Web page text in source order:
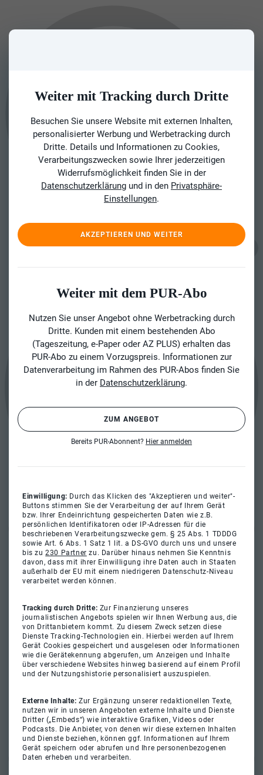
Weiter mit Tracking durch Dritte
Besuchen Sie unsere Website mit externen Inhalten,
personalisierter Werbung und Werbetracking durch
Dritte. Details und Informationen zu Cookies,
Verarbeitungszwecken sowie Ihrer jederzeitigen
Widerrufsmöglichkeit finden Sie in der
Datenschutzerklärung und in den Privatsphäre-
Einstellungen.
AKZEPTIEREN UND WEITER
Weiter mit dem PUR-Abo
Nutzen Sie unser Angebot ohne Werbetracking durch
Dritte. Kunden mit einem bestehenden Abo
(Tageszeitung, e-Paper oder AZ PLUS) erhalten das
PUR-Abo zu einem Vorzugspreis. Informationen zur
Datenverarbeitung im Rahmen des PUR-Abos finden Sie
in der Datenschutzerklärung.
ZUM ANGEBOT
Bereits PUR-Abonnent? Hier anmelden
Einwilligung: Durch das Klicken des "Akzeptieren und weiter"-
Buttons stimmen Sie der Verarbeitung der auf Ihrem Gerät
bzw. Ihrer Endeinrichtung gespeicherten Daten wie z.B.
persönlichen Identifikatoren oder IP-Adressen für die
beschriebenen Verarbeitungszwecke gem. § 25 Abs. 1 TDDDG
sowie Art. 6 Abs. 1 Satz 1 lit. a DS-GVO durch uns und unsere
bis zu230 Partner zu. Darüber hinaus nehmen Sie Kenntnis
davon, dass mit ihrer Einwilligung ihre Daten auch in Staaten
außerhalb der EU mit einem niedrigeren Datenschutz-Niveau
verarbeitet werden können.
Tracking durch Dritte: Zur Finanzierung unseres
journalistischen Angebots spielen wir Ihnen Werbung aus, die
von Drittanbietern kommt. Zu diesem Zweck setzen diese
Dienste Tracking-Technologien ein. Hierbei werden auf Ihrem
Gerät Cookies gespeichert und ausgelesen oder Informationen
wie die Gerätekennung abgerufen, um Anzeigen und Inhalte
über verschiedene Websites hinweg basierend auf einem Profil
und der Nutzungshistorie personalisiert auszuspielen.
Externe Inhalte:Zur Ergänzung unserer redaktionellen Texte,
nutzen wir in unseren Angeboten externe Inhalte und Dienste
Dritter („Embeds“) wie interaktive Grafiken, Videos oder
Podcasts. Die Anbieter, von denen wir diese externen Inhalten
und Dienste beziehen, können ggf. Informationen auf Ihrem
Gerät speichern oder abrufen und Ihre personenbezogenen
Daten erheben und verarbeiten.